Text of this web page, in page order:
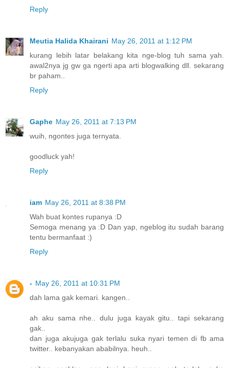
Reply
Meutia Halida Khairani May 26, 2011 at 1:12 PM
kurang lebih latar belakang kita nge-blog tuh sama yah.
awal2nya jg gw ga ngerti apa arti blogwalking dll. sekarang
br paham..
Reply
Gaphe May 26, 2011 at 7:13 PM
wuih, ngontes juga ternyata.
goodluck yah!
Reply
iam May 26, 2011 at 8:38 PM
Wah buat kontes rupanya :D
Semoga menang ya :D Dan yap, ngeblog itu sudah barang
tentu bermanfaat :)
Reply
- May 26, 2011 at 10:31 PM
dah lama gak kemari. kangen..
ah aku sama nhe.. dulu juga kayak gitu.. tapi sekarang
gak..
dan juga akujuga gak terlalu suka nyari temen di fb ama
twitter.. kebanyakan ababilnya. heuh..